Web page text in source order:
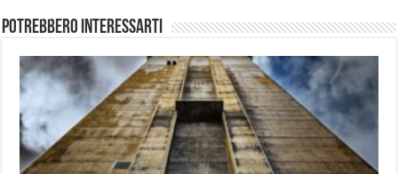
Potrebbero Interessarti